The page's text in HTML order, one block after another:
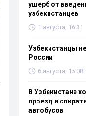
ущерб от
узбекистанцев
1 августа, 16:31
Узбекистанцы
России
6 августа, 15:08
В Узбекистане
проезд и
автобусов